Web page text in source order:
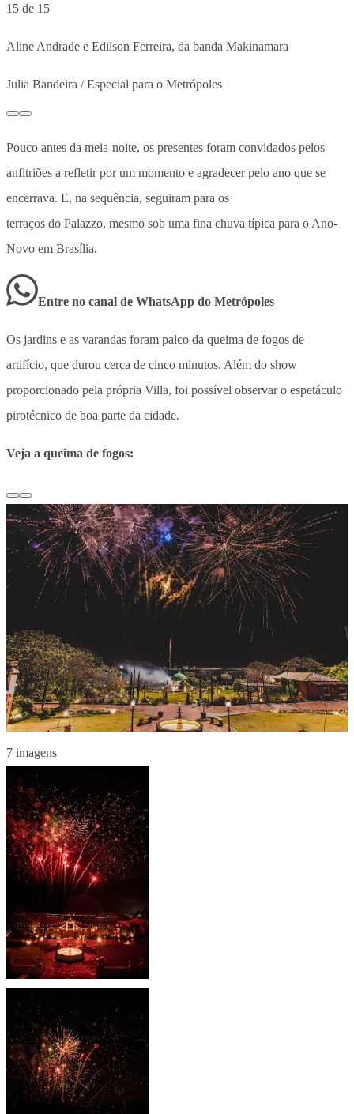
15 de 15
Aline Andrade e Edilson Ferreira, da banda Makinamara
Julia Bandeira / Especial para o Metrópoles
Pouco antes da meia-noite, os presentes foram convidados pelos
anfitriões a refletir por um momento e agradecer pelo ano que se
encerrava. E, na sequência, seguiram para os
terraços do Palazzo, mesmo sob uma fina chuva típica para o Ano-
Novo em Brasília.
Entre no canal de WhatsApp do Metrópoles
Os jardins e as varandas foram palco da queima de fogos de
artifício, que durou cerca de cinco minutos. Além do show
proporcionado pela própria Villa, foi possível observar o espetáculo
pirotécnico de boa parte da cidade.
Veja a queima de fogos:
7 imagens